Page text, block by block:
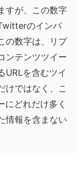
すが、この数字
のインパ
の数字は、リプ
ンテンツツイー
URLを含むツイ
けではなく、こ
にどれだけ多く
情報を含まない